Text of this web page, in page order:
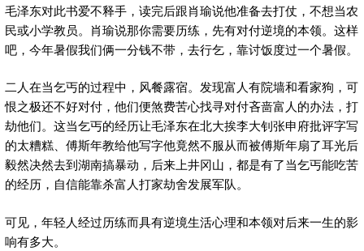
毛泽东对此书爱不释手，读完后跟肖瑜说他准备去打仗，不想当农
民或小学教员。肖瑜说那你需要历练，先有对付逆境的本领。这样
吧，今年暑假我们俩一分钱不带，去行乞，靠讨饭度过一个暑假。
二人在当乞丐的过程中，风餐露宿。发现富人有院墙和看家狗，可
恨之极还不好对付，他们便煞费苦心找寻对付吝啬富人的办法，打
劫他们。这当乞丐的经历让毛泽东在北大挨李大钊张申府批评字写
的太糟糕、傅斯年教给他写字他竟然不服从而被傅斯年扇了耳光后
毅然决然去到湖南搞暴动，后来上井冈山，都是有了当乞丐能吃苦
的经历，自信能靠杀富人打家劫舍发展军队。
可见，年轻人经过历练而具有逆境生活心理和本领对后来一生的影
响有多大。